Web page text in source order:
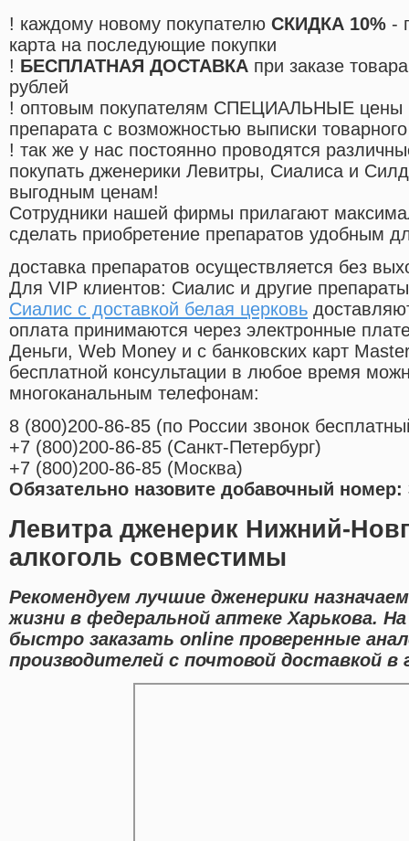
! каждому новому покупателю СКИДКА 10% -
карта на последующие покупки
! БЕСПЛАТНАЯ ДОСТАВКА при заказе
рублей
! оптовым покупателям СПЕЦИАЛЬНЫЕ цены
препарата с возможностью выписки
! так же у нас постоянно проводятся
покупать дженерики Левитры, Сиалиса и
выгодным ценам!
Cотрудники нашей фирмы прилагают
сделать приобретение препаратов удобным
доставка препаратов осуществляется без
Для VIP клиентов: Сиалис и другие
Сиалис с доставкой белая церковь
оплата принимаются через электронные
Деньги, Web Money и с банковских карт
бесплатной консультации в любое время
многоканальным телефонам:
8 (800)200-86-85 (по России звонок
+7 (800)200-86-85 (Санкт-Петербург)
+7 (800)200-86-85 (Москва)
Обязательно назовите добавочный номер:
Левитра дженерик Нижний-
алкоголь совместимы
Рекомендуем лучшие дженерики
жизни в федеральной аптеке Харькова.
быстро заказать online проверенные
производителей с почтовой доставкой в